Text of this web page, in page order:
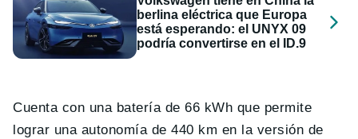
berlina eléctrica que Europa
está esperando: el UNYX 09
podría convertirse en el ID.9
Cuenta con una batería de 66 kWh que permite
lograr una autonomía de 440 km en la versión de